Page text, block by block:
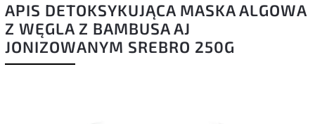
APIS DETOKSYKUJĄCA MASKA ALGOWA
Z WĘGLA Z BAMBUSA AJ
JONIZOWANYM SREBRO 250G